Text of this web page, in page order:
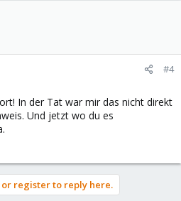
#4
In der Tat war mir das nicht direkt
Und jetzt wo du es
or register to reply here.